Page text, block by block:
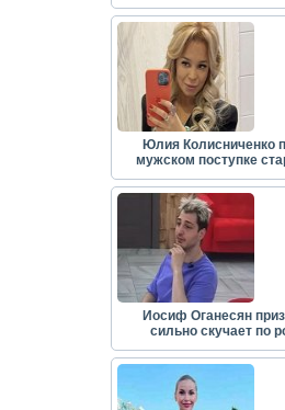
Юлия Колисниченко
мужском поступке
Иосиф Оганесян
сильно скучает по